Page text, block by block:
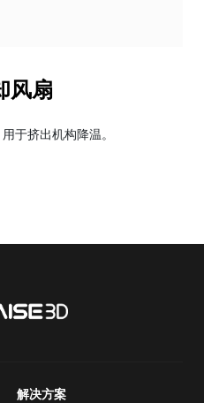
风扇
于挤出机构降温。
解决方案